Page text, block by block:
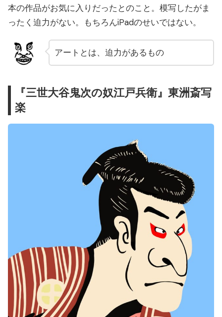
本の作品がお気に入りだったとのこと。模写したがま
ったく迫力がない。もちろんiPadのせいではない。
アートとは、迫力があるもの
『三世大谷鬼次の奴江戸兵衛』東洲斎写
楽